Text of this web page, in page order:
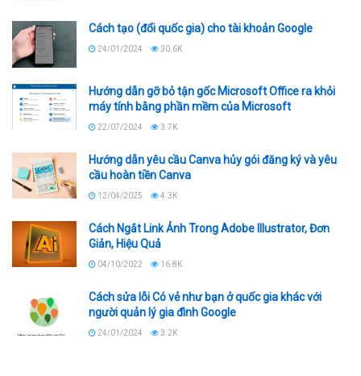
Cách tạo (đổi quốc gia) cho tài khoản Google
24/01/2024 30.6K
Hướng dẫn gỡ bỏ tận gốc Microsoft Office ra khỏi
máy tính bằng phần mềm của Microsoft
22/07/2024 3.7K
Hướng dẫn yêu cầu Canva hủy gói đăng ký và yêu
cầu hoàn tiền Canva
12/04/2025 4.3K
Cách Ngắt Link Ảnh Trong Adobe Illustrator, Đơn
Giản, Hiệu Quả
04/10/2022 16.8K
Cách sửa lỗi Có vẻ như bạn ở quốc gia khác với
người quản lý gia đình Google
24/01/2024 3.2K